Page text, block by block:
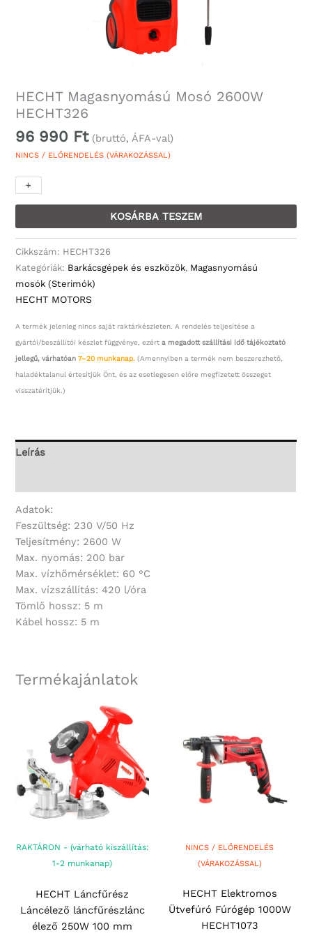
HECHT Magasnyomású Mosó 2600W
HECHT326
96 990 Ft (bruttó, ÁFA-val)
NINCS / ELŐRENDELÉS (VÁRAKOZÁSSAL)
-
+
KOSÁRBA TESZEM
Cikkszám: HECHT326
Kategóriák: Barkácsgépek és eszközök, Magasnyomású
mosók (Sterimók)
HECHT MOTORS
A termék jelenleg nincs saját raktárkészleten. A rendelés teljesítése a
gyártói/beszállítói készlet függvénye, ezérta megadott szállítási idő tájékoztató
jellegű, várhatóan7–20 munkanap. (Amennyiben a termék nem beszerezhető,
haladéktalanul értesítjük Önt, és az esetlegesen előre megfizetett összeget
visszatérítjük.)
Leírás
Adatok:
Feszültség: 230 V/50 Hz
Teljesítmény: 2600 W
Max. nyomás: 200 bar
Max. vízhőmérséklet: 60 °C
Max. vízszállítás: 420 l/óra
Tömlő hossz: 5 m
Kábel hossz: 5 m
Termékajánlatok
RAKTÁRON - (várható kiszállítás:
1-2 munkanap)
HECHT Láncfűrész
Láncélező láncfűrészlánc
élező 250W 100 mm
NINCS / ELŐRENDELÉS
(VÁRAKOZÁSSAL)
HECHT Elektromos
Ütvefúró Fúrógép 1000W
HECHT1073